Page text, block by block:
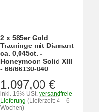
2 x 585er Gold
Trauringe mit Diamant
ca. 0,045ct. -
Honeymoon Solid XIII
- 66/66130-040
1.097,00 €
inkl. 19% USt. versandfreie
Lieferung (Lieferzeit: 4 – 6
Wochen)